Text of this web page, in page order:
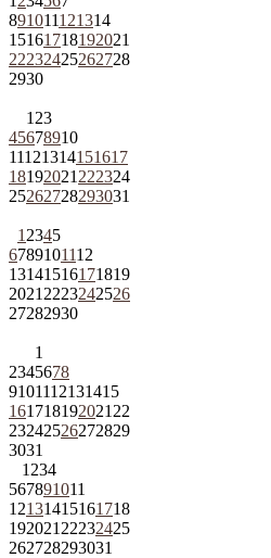
891011121314
15161718192021
22232425262728
2930
1 23
45678910
11121314151617
18192021 222324
25262728293031
1 2345
6789101112
13141516171819
2021 2223242526
27282930
1
2345678
9101112131415
161718192021 22
23242526272829
3031
1 234
567891011
12131415161718
192021 22232425
262728293031